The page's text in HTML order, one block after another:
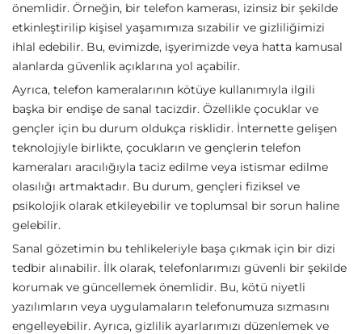
önemlidir. Örneğin, bir telefon kamerası, izinsiz bir şekilde
etkinleştirilip kişisel yaşamımıza sızabilir ve gizliliğimizi
ihlal edebilir. Bu, evimizde, işyerimizde veya hatta kamusal
alanlarda güvenlik açıklarına yol açabilir.
Ayrıca, telefon kameralarının kötüye kullanımıyla ilgili
başka bir endişe de sanal tacizdir. Özellikle çocuklar ve
gençler için bu durum oldukça risklidir. İnternette gelişen
teknolojiyle birlikte, çocukların ve gençlerin telefon
kameraları aracılığıyla taciz edilme veya istismar edilme
olasılığı artmaktadır. Bu durum, gençleri fiziksel ve
psikolojik olarak etkileyebilir ve toplumsal bir sorun haline
gelebilir.
Sanal gözetimin bu tehlikeleriyle başa çıkmak için bir dizi
tedbir alınabilir. İlk olarak, telefonlarımızı güvenli bir şekilde
korumak ve güncellemek önemlidir. Bu, kötü niyetli
yazılımların veya uygulamaların telefonumuza sızmasını
engelleyebilir. Ayrıca, gizlilik ayarlarımızı düzenlemek ve